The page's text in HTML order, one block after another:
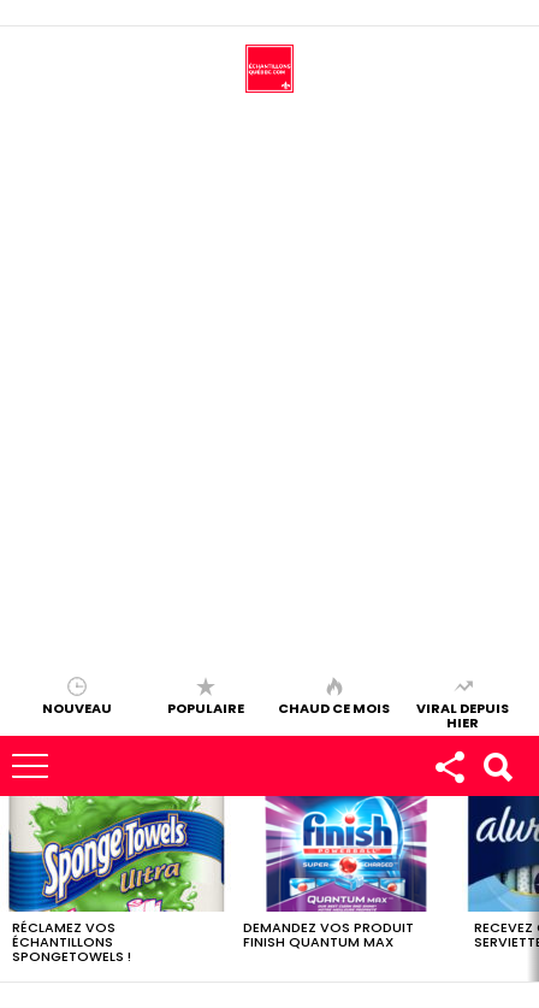
NOUVEAU POPULAIRE CHAUD CE MOIS VIRAL DEPUIS
HIER
LES
DERNIERS
ÉCHANTILLONS
RÉCLAMEZ VOS
ÉCHANTILLONS
SPONGETOWELS !
DEMANDEZ VOS PRODUIT
FINISH QUANTUM MAX